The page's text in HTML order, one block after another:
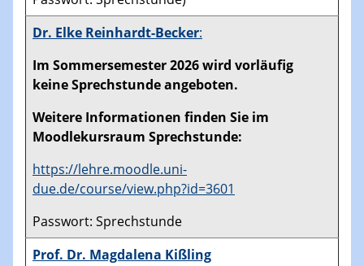
Dr. Elke Reinhardt-Becker:
Im Sommersemester 2026 wird vorläufig
keine Sprechstunde angeboten.
Weitere Informationen finden Sie im
Moodlekursraum Sprechstunde:
https://lehre.moodle.uni-
due.de/course/view.php?id=3601
Passwort: Sprechstunde
Prof. Dr. Magdalena Kißling